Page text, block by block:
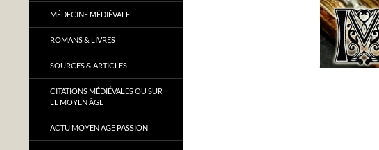
MÉDECINE MÉDIÉVALE
ROMANS & LIVRES
SOURCES & ARTICLES
CITATIONS MÉDIÉVALES OU SUR
LE MOYEN ÂGE
ACTU MOYEN ÂGE PASSION